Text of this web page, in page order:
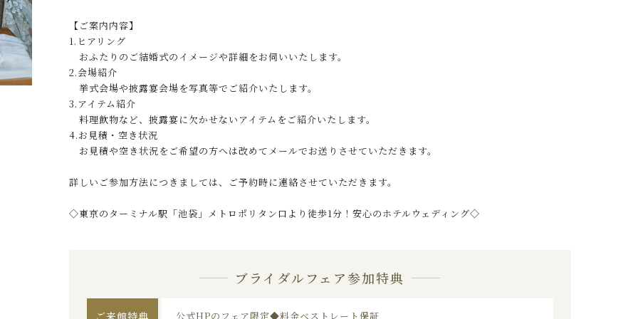
【ご案内内容】
1.ヒアリング
おふたりのご結婚式のイメージや詳細をお伺いいたします。
2.会場紹介
挙式会場や披露宴会場を写真等でご紹介いたします。
3.アイテム紹介
料理飲物など、披露宴に欠かせないアイテムをご紹介いたします。
4.お見積・空き状況
お見積や空き状況をご希望の方へは改めてメールでお送りさせていただきます。
詳しいご参加方法につきましては、ご予約時に連絡させていただきます。
◇東京のターミナル駅「池袋」メトロポリタン口より徒歩1分！安心のホテルウェディング◇
ブライダルフェア参加特典
ご来館特典 公式HPのフェア限定◆料金ベストレート保証